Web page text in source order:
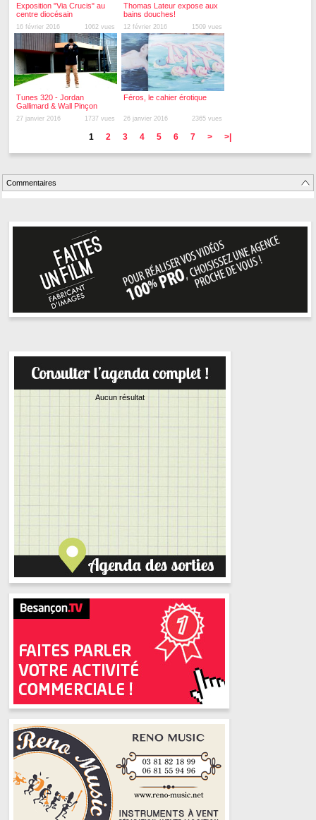
Exposition "Via Crucis" au
centre diocésain
16 février 2016 1062 vues
Thomas Lateur expose aux
bains douches!
12 février 2016 1509 vues
Tunes 320 - Jordan
Gallimard & Wall Pinçon
27 janvier 2016 1737 vues
Féros, le cahier érotique
26 janvier 2016 2365 vues
1 2 3 4 5 6 7 > >|
Commentaires
Aucun résultat